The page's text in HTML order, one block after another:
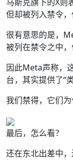
但却被列入禁令
很有意思的是，
被列在禁令之中
因此Meta声称，
台，其实提供了“
我们禁得，它们为
最后，怎么看？
还在东北出差中